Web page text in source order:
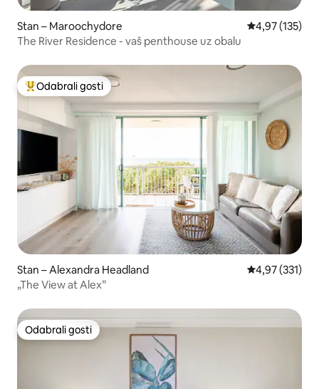
Stan – Maroochydore Prosječna
4,97 (135)
The River Residence - vaš penthouse uz obalu
Među najviše rangiranima s oznakom „Odabrali gosti”
Odabrali gosti
Stan – Alexandra Headland Prosječna
4,97 (331)
„The View at Alex”
Odabrali gosti
Odabrali gosti